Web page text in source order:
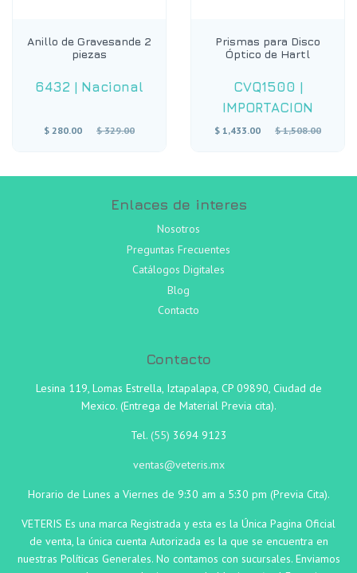
Anillo de Gravesande 2
piezas
6432 | Nacional
$ 280.00
Precio
$ 329.00
Prismas para Disco
Óptico de Hartl
CVQ1500 |
IMPORTACION
$ 1,433.00
Precio
$ 1,508.00
Enlaces de interes
Nosotros
Preguntas Frecuentes
Catálogos Digitales
Blog
Contacto
Contacto
Lesina 119, Lomas Estrella, Iztapalapa, CP 09890, Ciudad de
Mexico. (Entrega de Material Previa cita).
Tel. (55) 3694 9123
ventas@veteris.mx
Horario de Lunes a Viernes de 9:30 am a 5:30 pm (Previa Cita).
VETERIS Es una marca Registrada y esta es la Única Pagina Oficial
de venta, la única cuenta Autorizada es la que se encuentra en
nuestras Políticas Generales. No contamos con sucursales. Enviamos